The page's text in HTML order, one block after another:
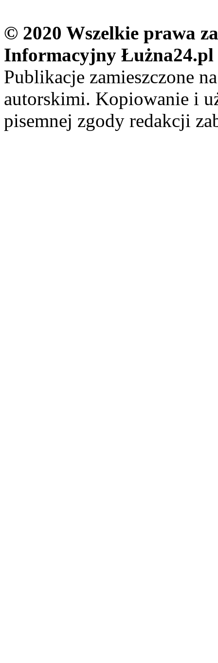
© 2020 Wszelkie prawa
Informacyjny Łużna24.pl
Publikacje zamieszczone
autorskimi. Kopiowanie i
pisemnej zgody redakcji